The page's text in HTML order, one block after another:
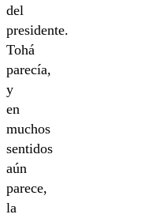
del
presidente.
Tohá
parecía,
y
en
muchos
sentidos
aún
parece,
la